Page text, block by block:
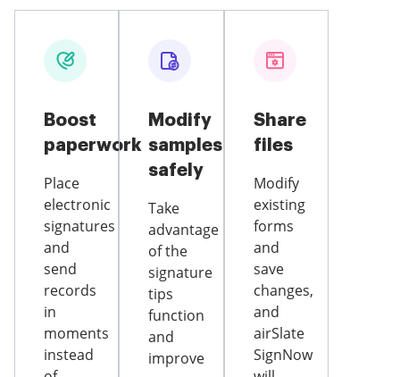
Boost
paperwork
Place
electronic
signatures
and
send
records
in
moments
instead
Modify
samples
safely
Take
advantage
of the
signature
tips
function
and
improve
Share
files
Modify
existing
forms
and
save
changes,
and
airSlate
SignNow